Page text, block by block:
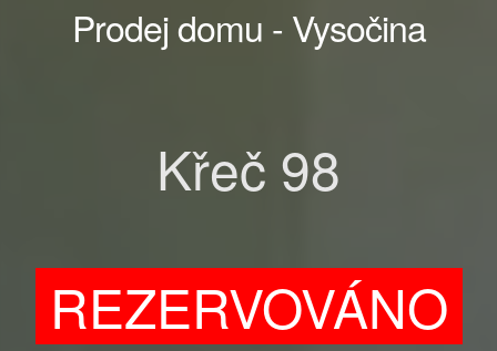
Prodej domu - Vysočina
Křeč 98
REZERVOVÁNO